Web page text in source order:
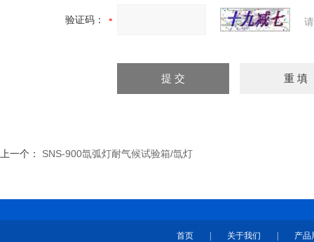
验证码：
上一个： SNS-900氙弧灯耐气候试验箱/氙灯
首页 关于我们 产品